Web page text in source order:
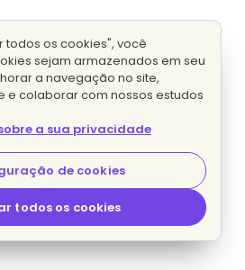
todos os cookies", você
sejam armazenados em seu
a navegação no site,
e colaborar com nossos estudos
a sua privacidade
de cookies
todos os cookies